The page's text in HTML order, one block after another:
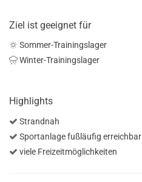
Ziel ist geeignet für
Sommer-Trainingslager
Winter-Trainingslager
Highlights
Strandnah
Sportanlage fußläufig erreichbar
viele Freizeitmöglichkeiten